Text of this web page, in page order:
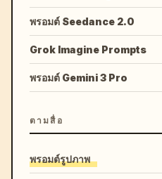
พรอมต์ Seedance 2.0
Grok Imagine Prompts
พรอมต์ Gemini 3 Pro
ตามสื่อ
พรอมต์รูปภาพ